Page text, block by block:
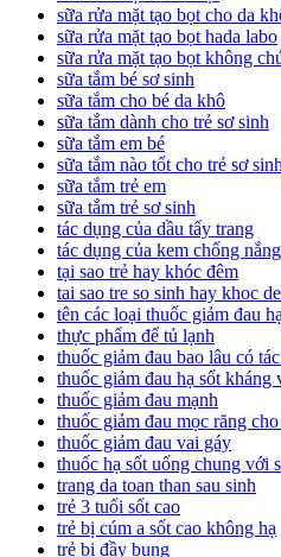
sữa rửa mặt tạo bọt cho da
sữa rửa mặt tạo bọt hada labo
sữa rửa mặt tạo bọt không
sữa tắm bé sơ sinh
sữa tắm cho bé da khô
sữa tắm dành cho trẻ sơ sinh
sữa tắm em bé
sữa tắm nào tốt cho trẻ sơ sinh
sữa tắm trẻ em
sữa tắm trẻ sơ sinh
tác dụng của dầu tẩy trang
tác dụng của kem chống nắng
tại sao trẻ hay khóc đêm
tai sao tre so sinh hay khoc
tên các loại thuốc giảm đau
thực phẩm để tủ lạnh
thuốc giảm đau bao lâu có
thuốc giảm đau hạ sốt kháng
thuốc giảm đau mạnh
thuốc giảm đau mọc răng
thuốc giảm đau vai gáy
thuốc hạ sốt uống chung với
trang da toan than sau sinh
trẻ 3 tuổi sốt cao
trẻ bị cúm a sốt cao không hạ
trẻ bị đầy bụng